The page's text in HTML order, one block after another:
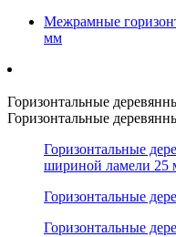
Межрамные
мм
Горизонтальные
Горизонтальные
Горизонтальные
шириной ламели 25
Горизонтальные
Горизонтальные